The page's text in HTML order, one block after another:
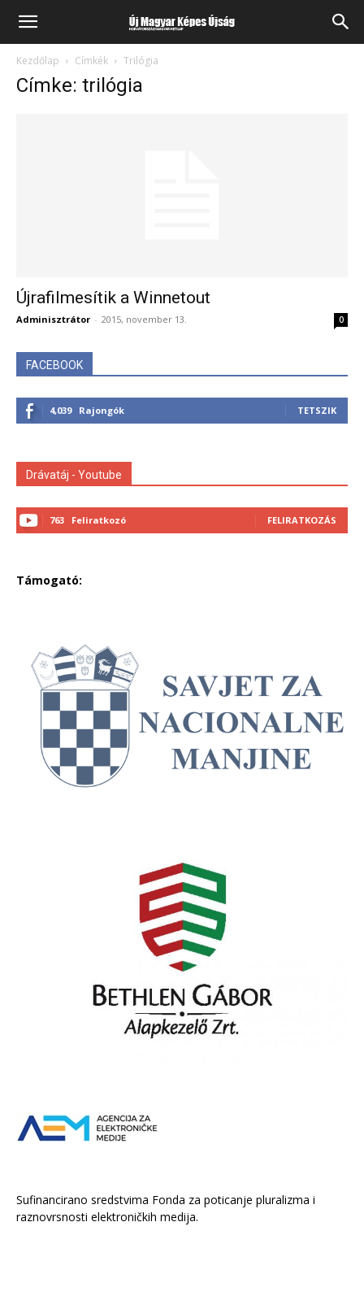
Kezdőlap Címkék Trilógia
Címke: trilógia
Újrafilmesítik a Winnetout
Adminisztrátor - 2015, november 13. 0
FACEBOOK
4,039 Rajongók TETSZIK
Drávatáj - Youtube
763 Feliratkozó FELIRATKOZÁS
Támogató:
Sufinancirano sredstvima Fonda za poticanje pluralizma i
raznovrsnosti elektroničkih medija.